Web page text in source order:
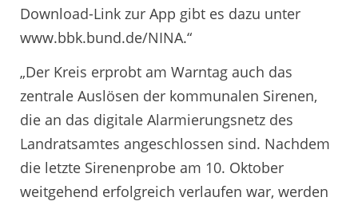
Download-Link zur App gibt es dazu unter
www.bbk.bund.de/NINA.“
„Der Kreis erprobt am Warntag auch das
zentrale Auslösen der kommunalen Sirenen,
die an das digitale Alarmierungsnetz des
Landratsamtes angeschlossen sind. Nachdem
die letzte Sirenenprobe am 10. Oktober
weitgehend erfolgreich verlaufen war, werden